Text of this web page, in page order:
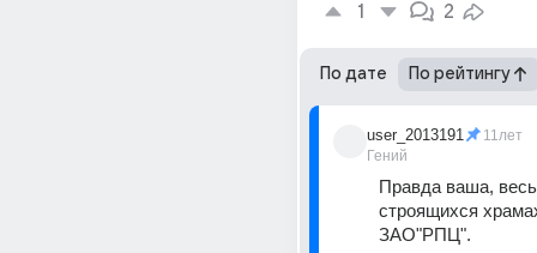
1 2
По дате По рейтингу
user_2013191
Гений
11лет
Правда ваша,
строящихся
ЗАО"РПЦ".